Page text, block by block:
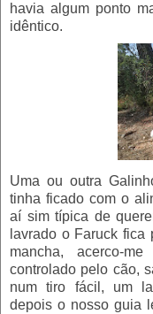
havia algum ponto
idêntico.
Uma ou outra
tinha ficado com o
aí sim típica de
lavrado o Faruck
mancha, acerco-
controlado pelo cão,
num tiro fácil, um
depois o nosso guia